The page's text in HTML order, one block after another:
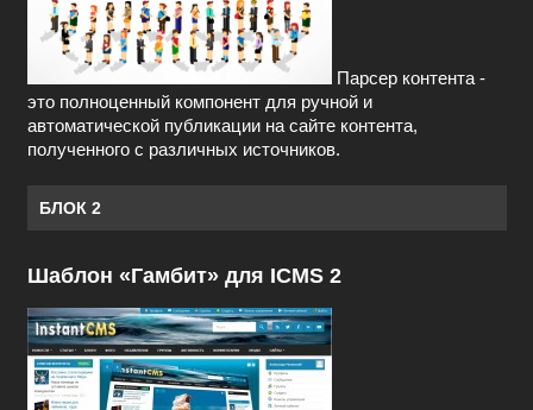
Парсер контента -
это полноценный компонент для ручной и
автоматической публикации на сайте контента,
полученного с различных источников.
БЛОК 2
Шаблон «Гамбит» для ICMS 2